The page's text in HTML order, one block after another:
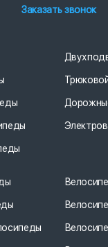
Заказать звонок